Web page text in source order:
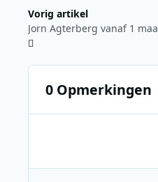
Vorig artikel
0 Opmerkingen